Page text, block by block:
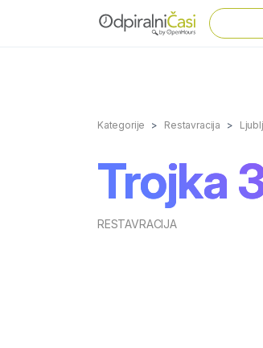
Kategorije Restavracija
Trojka
RESTAVRACIJA